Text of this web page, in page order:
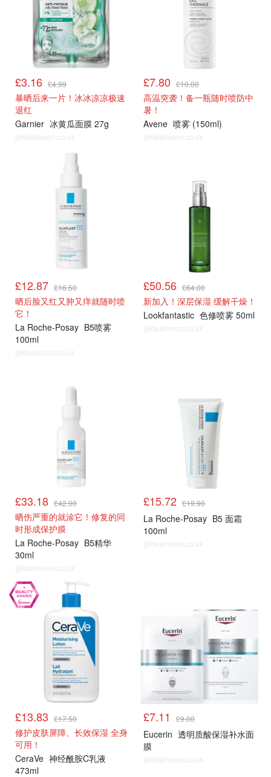
£3.16 £4.99
暴晒后来一片！冰冰凉凉极速
退红
Garnier 冰黄瓜面膜 27g
@dealmoon.co.uk
£7.80 £10.00
高温突袭！备一瓶随时喷防中
暑！
Avene 喷雾 (150ml)
@dealmoon.co.uk
£12.87 £16.50
晒后脸又红又肿又痒就随时喷
它！
La Roche-Posay B5喷雾
100ml
@dealmoon.co.uk
£50.56 £64.00
新加入！深层保湿 缓解干燥！
Lookfantastic 色修喷雾 50ml
@dealmoon.co.uk
£33.18 £42.00
晒伤严重的就涂它！修复的同
时形成保护膜
La Roche-Posay B5精华
30ml
@dealmoon.co.uk
£15.72 £19.90
La Roche-Posay B5 面霜
100ml
@dealmoon.co.uk
LF
£13.83 £17.50
修护皮肤屏障、长效保湿 全身
可用！
CeraVe 神经酰胺C乳液
473ml
£7.11 £9.00
Eucerin 透明质酸保湿补水面
膜
@dealmoon.co.uk